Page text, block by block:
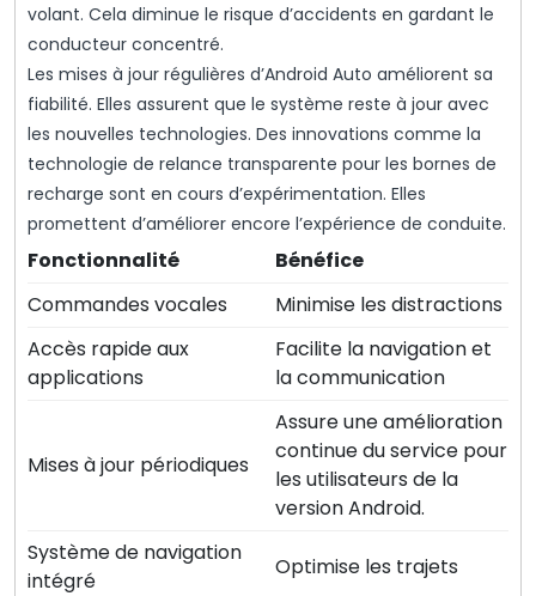
volant. Cela diminue le risque d’accidents en gardant le
conducteur concentré.
Les mises à jour régulières d’Android Auto améliorent sa
fiabilité. Elles assurent que le système reste à jour avec
les nouvelles technologies. Des innovations comme la
technologie de relance transparente pour les bornes de
recharge sont en cours d’expérimentation. Elles
promettent d’améliorer encore l’expérience de conduite.
Fonctionnalité
Bénéfice
Commandes vocales
Minimise les distractions
Accès rapide aux
applications
Facilite la navigation et
la communication
Mises à jour périodiques
Assure une amélioration
continue du service pour
les utilisateurs de la
version Android.
Système de navigation
intégré
Optimise les trajets